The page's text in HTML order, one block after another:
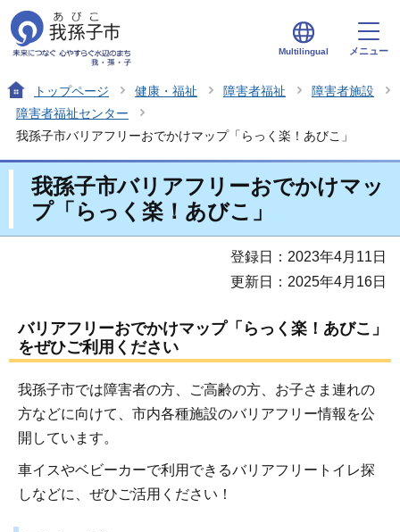
Multilingual メニュー
トップページ 健康・福祉 障害者福祉
障害者施設
障害者福祉センター
我孫子市バリアフリーおでかけマップ「らっく楽！あびこ」
我孫子市バリアフリーおでかけマッ
プ「らっく楽！あびこ」
登録日：2023年4月11日
更新日：2025年4月16日
バリアフリーおでかけマップ「らっく楽！あびこ」
をぜひご利用ください
我孫子市では障害者の方、ご高齢の方、お子さま連れの
方などに向けて、市内各種施設のバリアフリー情報を公
開しています。
車イスやベビーカーで利用できるバリアフリートイレ探
しなどに、ぜひご活用ください！